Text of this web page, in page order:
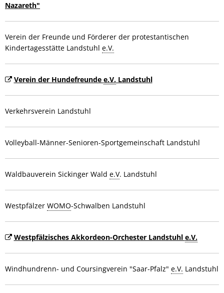
Nazareth"
Verein der Freunde und Förderer der protestantischen
Kindertagesstätte Landstuhl e.V.
Verein der Hundefreunde e.V.Landstuhl
Verkehrsverein Landstuhl
Volleyball-Männer-Senioren-Sportgemeinschaft Landstuhl
Waldbauverein Sickinger Wald e.V. Landstuhl
Westpfälzer WOMO-Schwalben Landstuhl
Westpfälzisches Akkordeon-Orchester Landstuhl e.V.
Windhundrenn- und Coursingverein "Saar-Pfalz" e.V. Landstuhl